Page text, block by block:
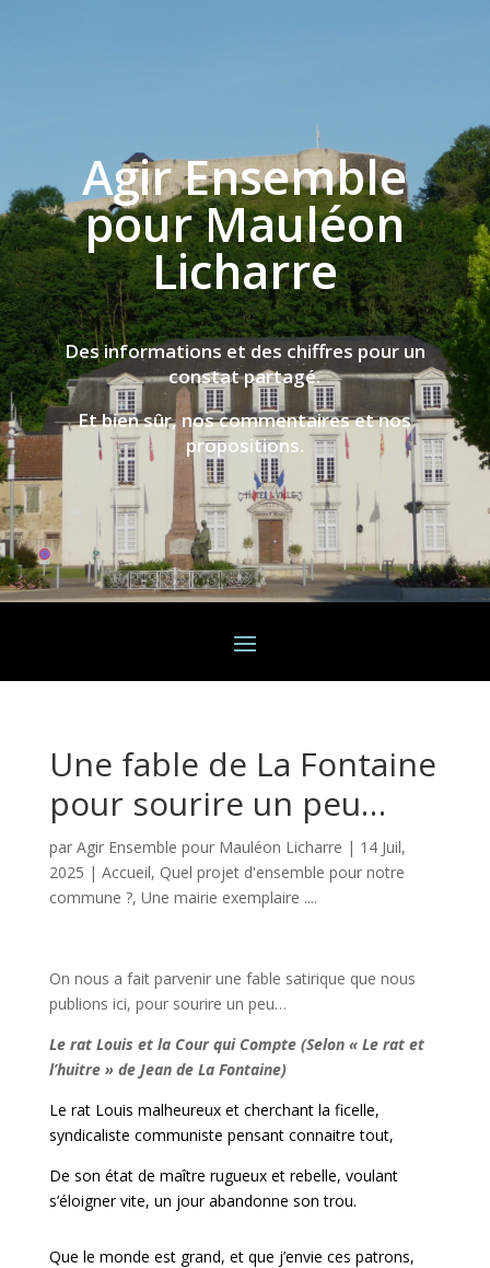
Agir Ensemble
pour Mauléon
Licharre
Des informations et des chiffres pour un
constat partagé.
Et bien sûr, nos commentaires et nos
propositions.
Une fable de La Fontaine
pour sourire un peu…
par Agir Ensemble pour Mauléon Licharre | 14 Juil,
2025 | Accueil, Quel projet d'ensemble pour notre
commune ?, Une mairie exemplaire ....
On nous a fait parvenir une fable satirique que nous
publions ici, pour sourire un peu…
Le rat Louis et la Cour qui Compte (Selon « Le rat et
l’huitre » de Jean de La Fontaine)
Le rat Louis malheureux et cherchant la ficelle,
syndicaliste communiste pensant connaitre tout,
De son état de maître rugueux et rebelle, voulant
s’éloigner vite, un jour abandonne son trou.
Que le monde est grand, et que j’envie ces patrons,